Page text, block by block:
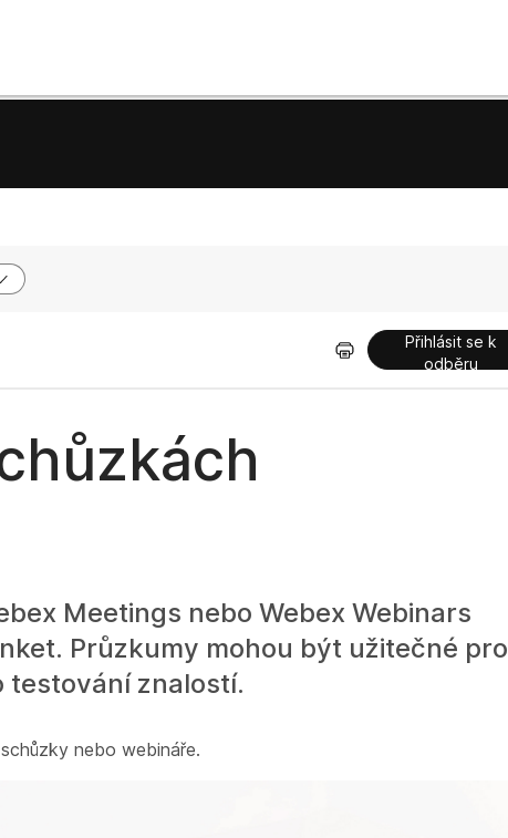
Přihlásit se k
odběru
Meetings nebo Webex Webinars
Průzkumy mohou být užitečné pro
testování znalostí.
nebo webináře.